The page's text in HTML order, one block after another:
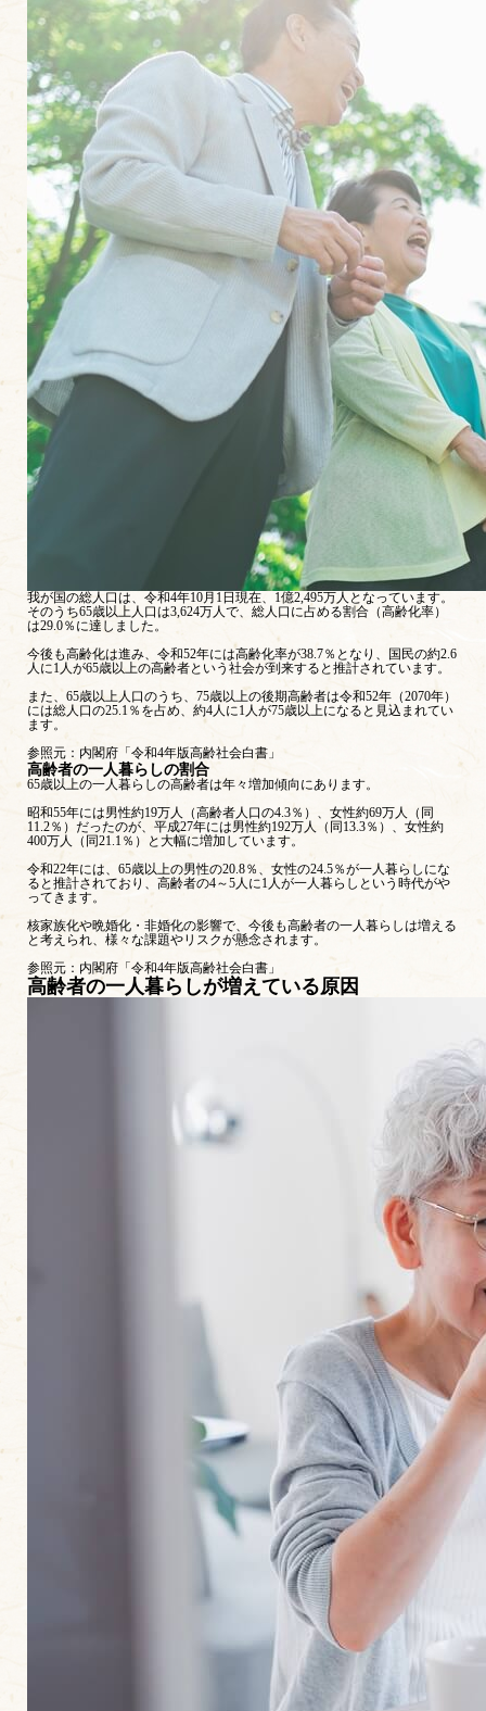
我が国の総人口は、令和4年10月1日現在、1億2,495万人となっています。
そのうち65歳以上人口は3,624万人で、総人口に占める割合（高齢化率）
は29.0％に達しました。
今後も高齢化は進み、令和52年には高齢化率が38.7％となり、国民の約2.6
人に1人が65歳以上の高齢者という社会が到来すると推計されています。
また、65歳以上人口のうち、75歳以上の後期高齢者は令和52年（2070年）
には総人口の25.1％を占め、約4人に1人が75歳以上になると見込まれてい
ます。
参照元： 内閣府「令和4年版高齢社会白書」
高齢者の一人暮らしの割合
65歳以上の一人暮らしの高齢者は年々増加傾向にあります。
昭和55年には男性約19万人（高齢者人口の4.3％）、女性約69万人（同
11.2％）だったのが、平成27年には男性約192万人（同13.3％）、女性約
400万人（同21.1％）と大幅に増加しています。
令和22年には、65歳以上の男性の20.8％、女性の24.5％が一人暮らしにな
ると推計されており、高齢者の4～5人に1人が一人暮らしという時代がや
ってきます。
核家族化や晩婚化・非婚化の影響で、今後も高齢者の一人暮らしは増える
と考えられ、様々な課題やリスクが懸念されます。
参照元： 内閣府「令和4年版高齢社会白書」
高齢者の一人暮らしが増えている原因